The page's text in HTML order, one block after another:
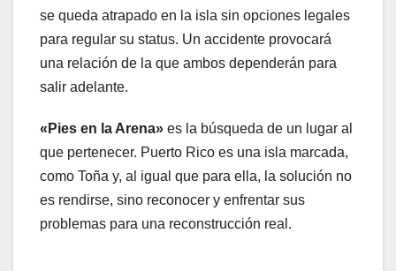
se queda atrapado en la isla sin opciones legales
para regular su status. Un accidente provocará
una relación de la que ambos dependerán para
salir adelante.
«Pies en la Arena» es la búsqueda de un lugar al
que pertenecer. Puerto Rico es una isla marcada,
como Toña y, al igual que para ella, la solución no
es rendirse, sino reconocer y enfrentar sus
problemas para una reconstrucción real.